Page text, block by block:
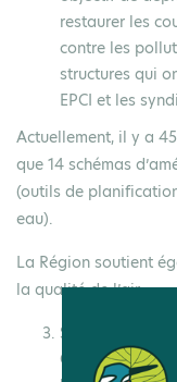
restaurer les
contre les
structures qui
EPCI et les
Actuellement, il y a
que 14 schémas
(outils de
eau).
La Région soutient
la qualité de l’air.
Sensibilisation
Conventions